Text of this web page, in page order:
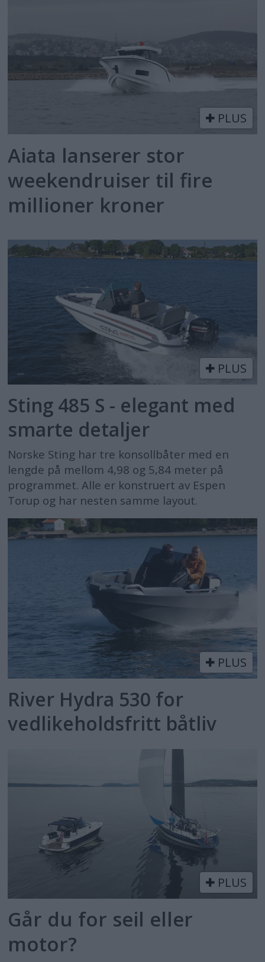
PLUS
Aiata lanserer stor
weekendruiser til fire
millioner kroner
PLUS
Sting 485 S - elegant med
smarte detaljer
Norske Sting har tre konsollbåter med en
lengde på mellom 4,98 og 5,84 meter på
programmet. Alle er konstruert av Espen
Torup og har nesten samme layout.
PLUS
River Hydra 530 for
vedlikeholdsfritt båtliv
PLUS
Går du for seil eller
motor?